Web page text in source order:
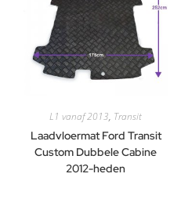
L1 vanaf 2013, Transit
Laadvloermat Ford Transit
Custom Dubbele Cabine
2012-heden